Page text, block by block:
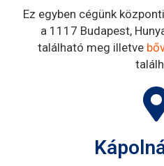
Ez egyben cégünk
a 1117 Budapest,
található meg illetve